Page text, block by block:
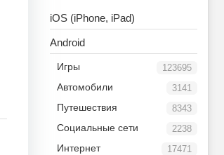
iOS (iPhone, iPad)
Android
123695
Игры
3141
Автомобили
8343
Путешествия
2238
Социальные сети
17471
Интернет